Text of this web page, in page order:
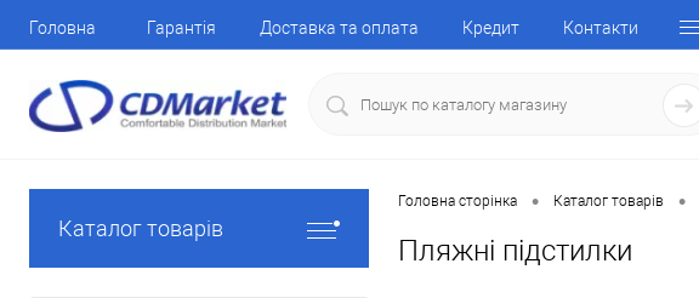
Головна Гарантія Доставка та оплата Кредит Контакти
Каталог товарів
Головна сторінка • Каталог товарів •
Пляжні підстилки